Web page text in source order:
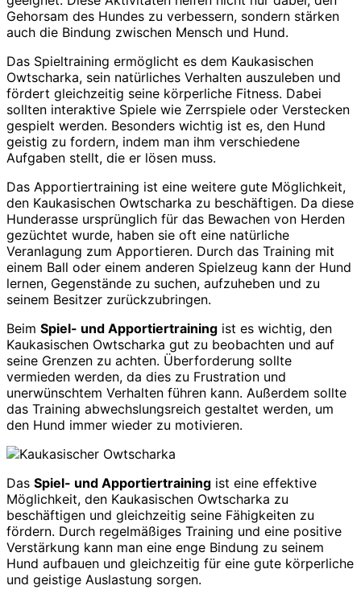
Gehorsam des Hundes zu verbessern, sondern stärken
auch die Bindung zwischen Mensch und Hund.
Das Spieltraining ermöglicht es dem Kaukasischen
Owtscharka, sein natürliches Verhalten auszuleben und
fördert gleichzeitig seine körperliche Fitness. Dabei
sollten interaktive Spiele wie Zerrspiele oder Verstecken
gespielt werden. Besonders wichtig ist es, den Hund
geistig zu fordern, indem man ihm verschiedene
Aufgaben stellt, die er lösen muss.
Das Apportiertraining ist eine weitere gute Möglichkeit,
den Kaukasischen Owtscharka zu beschäftigen. Da diese
Hunderasse ursprünglich für das Bewachen von Herden
gezüchtet wurde, haben sie oft eine natürliche
Veranlagung zum Apportieren. Durch das Training mit
einem Ball oder einem anderen Spielzeug kann der Hund
lernen, Gegenstände zu suchen, aufzuheben und zu
seinem Besitzer zurückzubringen.
Beim Spiel- und Apportiertraining ist es wichtig, den
Kaukasischen Owtscharka gut zu beobachten und auf
seine Grenzen zu achten. Überforderung sollte
vermieden werden, da dies zu Frustration und
unerwünschtem Verhalten führen kann. Außerdem sollte
das Training abwechslungsreich gestaltet werden, um
den Hund immer wieder zu motivieren.
Das Spiel- und Apportiertraining ist eine effektive
Möglichkeit, den Kaukasischen Owtscharka zu
beschäftigen und gleichzeitig seine Fähigkeiten zu
fördern. Durch regelmäßiges Training und eine positive
Verstärkung kann man eine enge Bindung zu seinem
Hund aufbauen und gleichzeitig für eine gute körperliche
und geistige Auslastung sorgen.